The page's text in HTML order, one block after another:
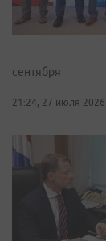
сентября
21:24, 27 июля 2026